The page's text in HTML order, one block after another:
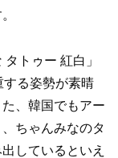
トゥー 紅白」
る姿勢が素晴
、韓国でもアー
ちゃんみなのタ
しているといえ